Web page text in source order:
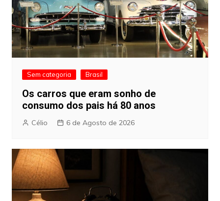
Sem categoria Brasil
Os carros que eram sonho de
consumo dos pais há 80 anos
Célio 6 de Agosto de 2026